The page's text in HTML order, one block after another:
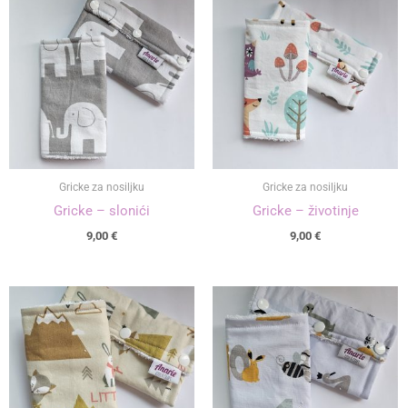
Gricke za nosiljku
Gricke – slonići
9,00 €
Gricke za nosiljku
Gricke – životinje
9,00 €